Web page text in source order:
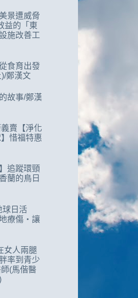
景遭威脅
益的「東
施改善工
食育出發
鄭漢文
故事/鄭漢
賣【淨化
惜福特惠
追蹤環頸
蘭的鳥日
球日活
療傷‧讓
女人兩腿
率到青少
(馬偕醫